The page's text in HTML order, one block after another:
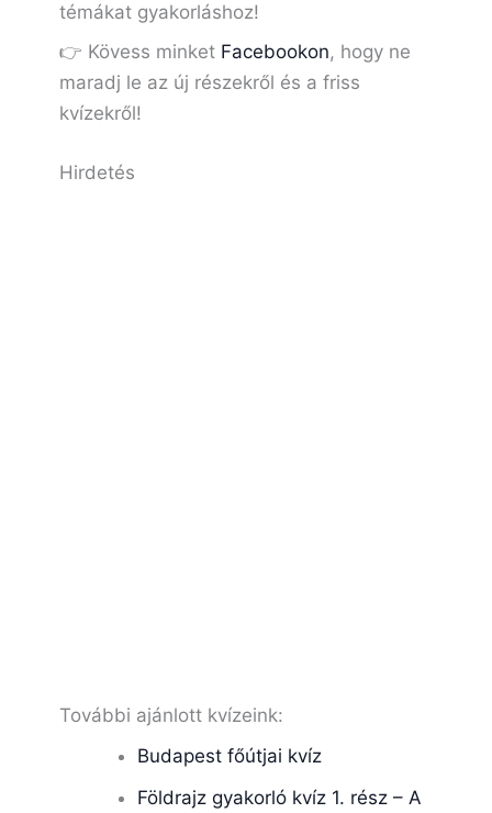
témákat gyakorláshoz!
👉 Kövess minket Facebookon, hogy ne
maradj le az új részekről és a friss
kvízekről!
Hirdetés
További ajánlott kvízeink:
Budapest főútjai kvíz
Földrajz gyakorló kvíz 1. rész – A